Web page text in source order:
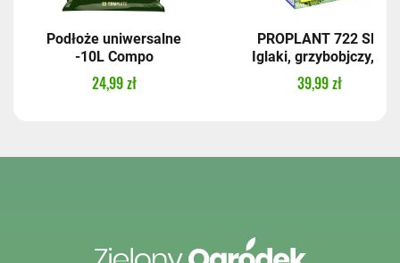
Podłoże uniwersalne
-10L Compo
24,99 zł
PROPLANT 722 SL,
Iglaki, grzybobjczy,...
39,99 zł